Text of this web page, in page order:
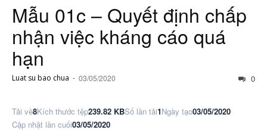
Mẫu 01c – Quyết định chấp
nhận việc kháng cáo quá
hạn
Luat su bao chua - 03/05/2020 0
Tải về8Kích thước tệp239.82 KBSố lần tải1Ngày tạo03/05/2020
Cập nhật lần cuối03/05/2020